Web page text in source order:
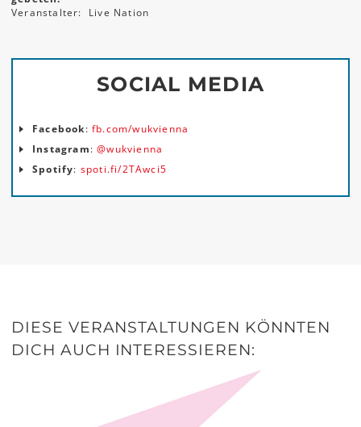
Veranstalter: Live Nation
SOCIAL MEDIA
Facebook:fb.com/wukvienna
Instagram:@wukvienna
Spotify: spoti.fi/2TAwci5
DIESE VERANSTALTUNGEN KÖNNTEN
DICH AUCH INTERESSIEREN: